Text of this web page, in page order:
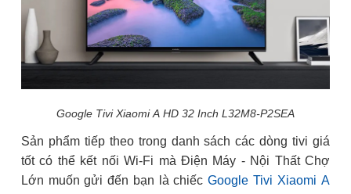
Google Tivi Xiaomi A HD 32 Inch L32M8-P2SEA
Sản phẩm tiếp theo trong danh sách các dòng tivi giá
tốt có thể kết nối Wi-Fi mà Điện Máy - Nội Thất Chợ
Lớn muốn gửi đến bạn là chiếc Google Tivi Xiaomi A